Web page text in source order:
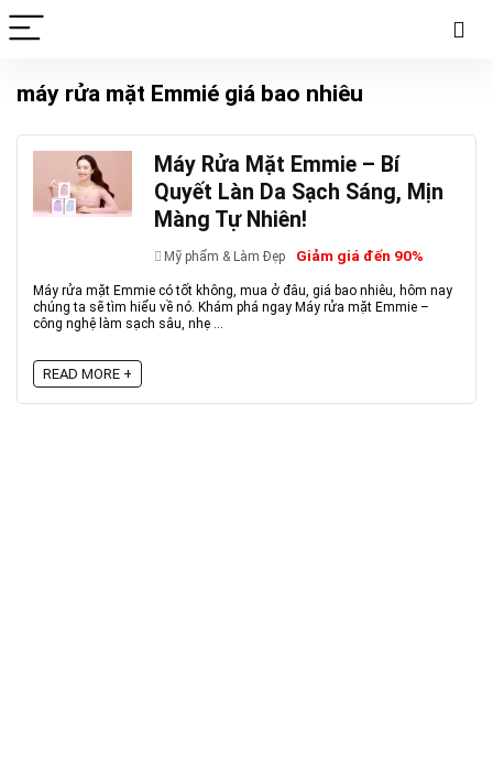
máy rửa mặt Emmié giá bao nhiêu
Máy Rửa Mặt Emmie – Bí
Quyết Làn Da Sạch Sáng, Mịn
Màng Tự Nhiên!
Mỹ phẩm & Làm Đẹp Giảm giá đến 90%
Máy rửa mặt Emmie có tốt không, mua ở đâu, giá bao nhiêu, hôm nay
chúng ta sẽ tìm hiểu về nó. Khám phá ngay Máy rửa mặt Emmie –
công nghệ làm sạch sâu, nhẹ ...
READ MORE +